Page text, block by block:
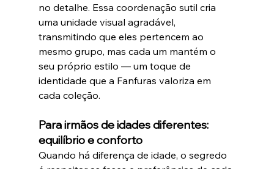
no detalhe. Essa coordenação sutil cria
uma unidade visual agradável,
transmitindo que eles pertencem ao
mesmo grupo, mas cada um mantém o
seu próprio estilo — um toque de
identidade que a Fanfuras valoriza em
cada coleção.
Para irmãos de idades diferentes:
equilíbrio e conforto
Quando há diferença de idade, o segredo